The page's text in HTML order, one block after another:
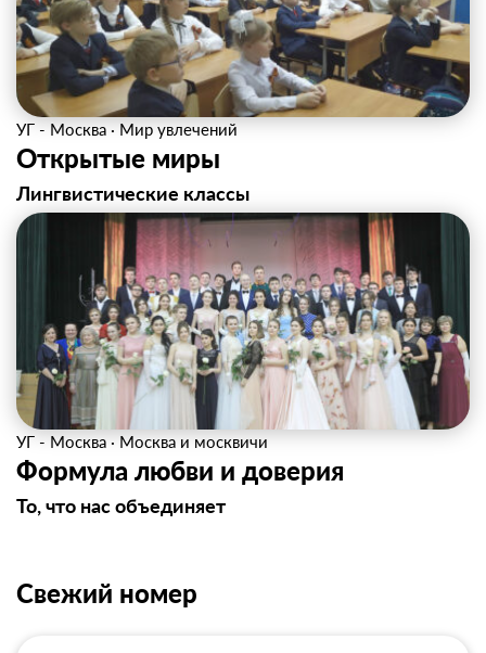
УГ - Москва · Мир увлечений
Открытые миры
Лингвистические классы
УГ - Москва · Москва и москвичи
Формула любви и доверия
То, что нас объединяет
Свежий номер